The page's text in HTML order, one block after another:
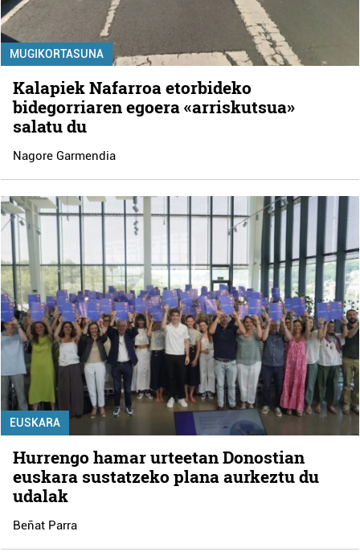
MUGIKORTASUNA
Kalapiek Nafarroa etorbideko
bidegorriaren egoera «arriskutsua»
salatu du
Nagore Garmendia
EUSKARA
Hurrengo hamar urteetan Donostian
euskara sustatzeko plana aurkeztu du
udalak
Beñat Parra